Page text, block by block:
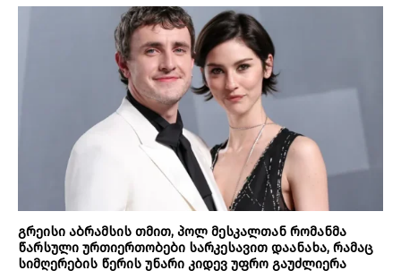
გრეისი აბრამსის თმით, პოლ მესკალთან რომანმა
წარსული ურთიერთობები სარკესავით დაანახა, რამაც
სიმღერების წერის უნარი კიდევ უფრო გაუძლიერა